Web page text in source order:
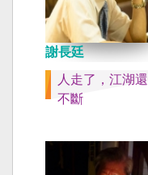
謝長廷
人走了，江湖還
不斷